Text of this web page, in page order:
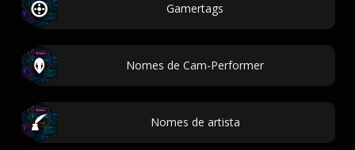
Gamertags
Nomes de Cam-Performer
Nomes de artista